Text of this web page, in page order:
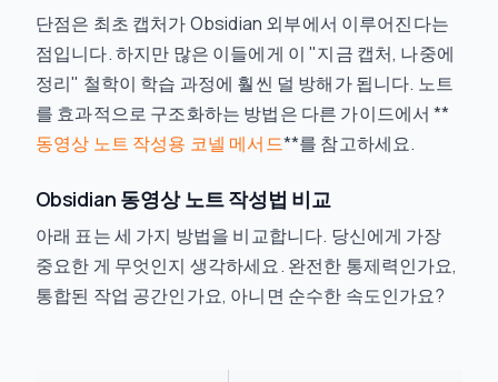
단점은 최초 캡처가 Obsidian 외부에서 이루어진다는
점입니다. 하지만 많은 이들에게 이 "지금 캡처, 나중에
정리" 철학이 학습 과정에 훨씬 덜 방해가 됩니다. 노트
를 효과적으로 구조화하는 방법은 다른 가이드에서 **
동영상 노트 작성용 코넬 메서드**를 참고하세요.
Obsidian 동영상 노트 작성법 비교
아래 표는 세 가지 방법을 비교합니다. 당신에게 가장
중요한 게 무엇인지 생각하세요. 완전한 통제력인가요,
통합된 작업 공간인가요, 아니면 순수한 속도인가요?